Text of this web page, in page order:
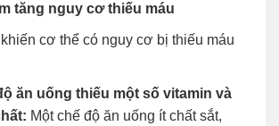
tăng nguy cơ thiếu máu
cơ thể có nguy cơ bị thiếu máu
ăn uống thiếu một số vitamin và
Một chế độ ăn uống ít chất sắt,